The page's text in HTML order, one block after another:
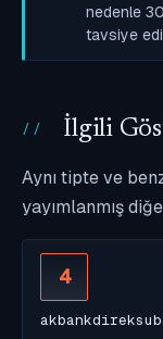
nedenle
tavsiye
İlgili
Aynı tipte ve
yayımlanmış
4